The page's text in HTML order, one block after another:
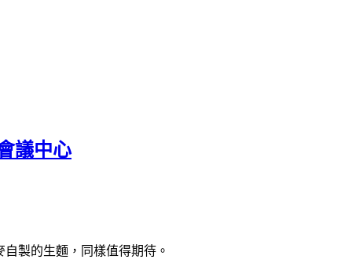
議中心
製的生麵，同樣值得期待。